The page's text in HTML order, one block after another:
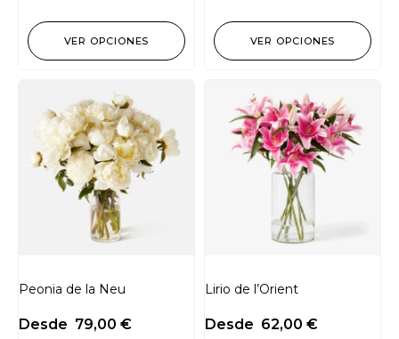
VER OPCIONES VER OPCIONES
Peonia de la Neu
Desde 79,00 €
Lirio de l’Orient
Desde 62,00 €